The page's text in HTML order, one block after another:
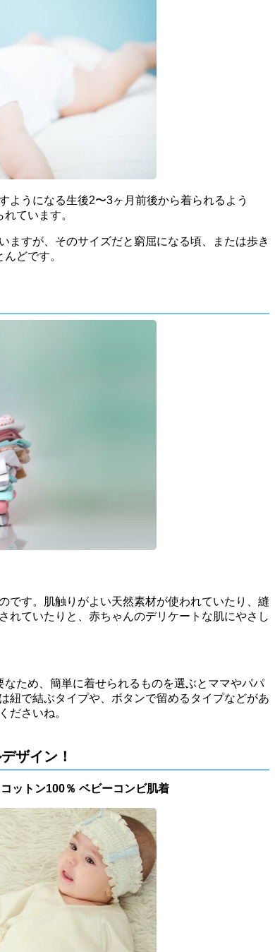
ようになる生後2〜3ヶ月前後から着られるよう
ています。
ますが、そのサイズだと窮屈になる頃、または歩き
どです。
です。肌触りがよい天然素材が使われていたり、縫
れていたりと、赤ちゃんのデリケートな肌にやさし
ため、簡単に着せられるものを選ぶとママやパパ
紐で結ぶタイプや、ボタンで留めるタイプなどがあ
ださいね。
ザイン！
ットン100％ ベビーコンビ肌着